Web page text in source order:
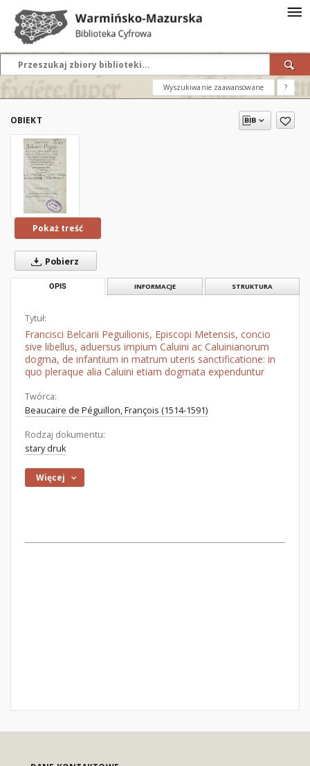
Wyszukiwanie zaawansowane ?
OBIEKT
Pokaż treść
Pobierz
OPIS INFORMACJE STRUKTURA
Tytuł:
Francisci Belcarii Peguilionis, Episcopi Metensis, concio
sive libellus, aduersus impium Caluini ac Caluinianorum
dogma, de infantium in matrum uteris sanctificatione: in
quo pleraque alia Caluini etiam dogmata expenduntur
Twórca:
Beaucaire de Péguillon, François (1514-1591)
Rodzaj dokumentu:
stary druk
Więcej